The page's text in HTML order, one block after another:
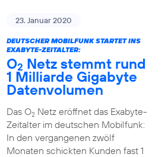
23. Januar 2020
DEUTSCHER MOBILFUNK STARTET INS
EXABYTE-ZEITALTER:
O2 Netz stemmt rund
1 Milliarde Gigabyte
Datenvolumen
Das O2Netz eröffnet das Exabyte-
Zeitalter im deutschen Mobilfunk:
In den vergangenen zwölf
Monaten schickten Kunden fast 1